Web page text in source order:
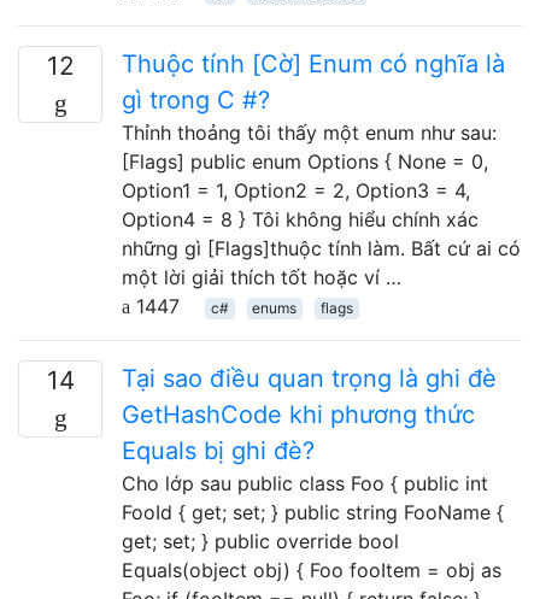
12
Thuộc tính [Cờ] Enum có nghĩa là
gì trong C #?
Thỉnh thoảng tôi thấy một enum như sau:
[Flags] public enum Options { None = 0,
Option1 = 1, Option2 = 2, Option3 = 4,
Option4 = 8 } Tôi không hiểu chính xác
những gì [Flags]thuộc tính làm. Bất cứ ai có
một lời giải thích tốt hoặc ví …
1447
c# enums flags
14
Tại sao điều quan trọng là ghi đè
GetHashCode khi phương thức
Equals bị ghi đè?
Cho lớp sau public class Foo { public int
FooId { get; set; } public string FooName {
get; set; } public override bool
Equals(object obj) { Foo fooItem = obj as